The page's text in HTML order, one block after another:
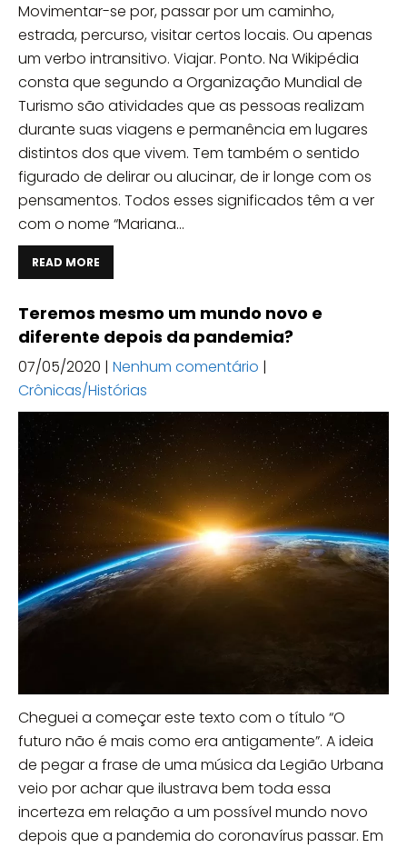
Movimentar-se por, passar por um caminho,
estrada, percurso, visitar certos locais. Ou apenas
um verbo intransitivo. Viajar. Ponto. Na Wikipédia
consta que segundo a Organização Mundial de
Turismo são atividades que as pessoas realizam
durante suas viagens e permanência em lugares
distintos dos que vivem. Tem também o sentido
figurado de delirar ou alucinar, de ir longe com os
pensamentos. Todos esses significados têm a ver
com o nome “Mariana...
READ MORE
Teremos mesmo um mundo novo e
diferente depois da pandemia?
07/05/2020 | Nenhum comentário |
Crônicas/Histórias
Cheguei a começar este texto com o título “O
futuro não é mais como era antigamente”. A ideia
de pegar a frase de uma música da Legião Urbana
veio por achar que ilustrava bem toda essa
incerteza em relação a um possível mundo novo
depois que a pandemia do coronavírus passar. Em